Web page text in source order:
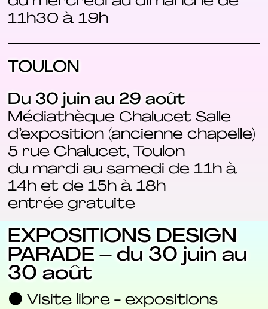
11h30 à 19h
TOULON
Du 30 juin au 29 août
Médiathèque Chalucet Salle
d’exposition (ancienne chapelle)
5 rue Chalucet, Toulon
du mardi au samedi de 11h à
14h et de 15h à 18h
entrée gratuite
EXPOSITIONS DESIGN
PARADE – du 30 juin au
30 août
⚫ Visite libre - expositions